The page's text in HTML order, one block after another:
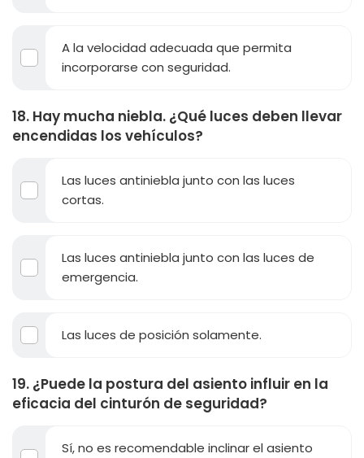
A la velocidad adecuada que permita
incorporarse con seguridad.
18. Hay mucha niebla. ¿Qué luces deben llevar
encendidas los vehículos?
Las luces antiniebla junto con las luces
cortas.
Las luces antiniebla junto con las luces de
emergencia.
Las luces de posición solamente.
19. ¿Puede la postura del asiento influir en la
eficacia del cinturón de seguridad?
Sí, no es recomendable inclinar el asiento